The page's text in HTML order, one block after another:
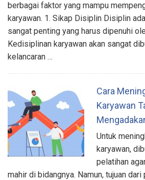
berbagai faktor yang mampu
karyawan. 1. Sikap Disiplin Disiplin
sangat penting yang harus dipenuhi
Kedisiplinan karyawan akan sangat
kelancaran …
Cara
Karyawan
Untuk
karyawan,
pelatihan
mahir di bidangnya. Namun, tujuan